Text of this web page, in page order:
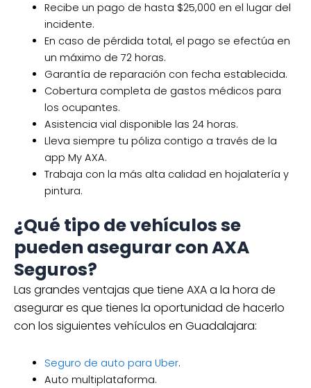
Recibe un pago de hasta $25,000 en el lugar del
incidente.
En caso de pérdida total, el pago se efectúa en
un máximo de 72 horas.
Garantía de reparación con fecha establecida.
Cobertura completa de gastos médicos para
los ocupantes.
Asistencia vial disponible las 24 horas.
Lleva siempre tu póliza contigo a través de la
app My AXA.
Trabaja con la más alta calidad en hojalatería y
pintura.
¿Qué tipo de vehículos se
pueden asegurar con AXA
Seguros?
Las grandes ventajas que tiene AXA a la hora de
asegurar es que tienes la oportunidad de hacerlo
con los siguientes vehículos en Guadalajara:
Seguro de auto para Uber.
Auto multiplataforma.